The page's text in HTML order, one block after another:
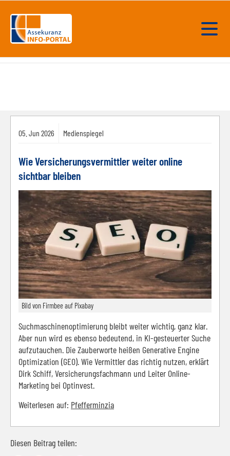
05. Jun 2026 Medienspiegel
Wie Versicherungsvermittler weiter online
sichtbar bleiben
Bild von Firmbee auf Pixabay
Suchmaschinenoptimierung bleibt weiter wichtig, ganz klar.
Aber nun wird es ebenso bedeutend, in KI-gesteuerter Suche
aufzutauchen. Die Zauberworte heißen Generative Engine
Optimization (GEO). Wie Vermittler das richtig nutzen, erklärt
Dirk Schiff, Versicherungsfachmann und Leiter Online-
Marketing bei Optinvest.
Weiterlesen auf: Pfefferminzia
Diesen Beitrag teilen: